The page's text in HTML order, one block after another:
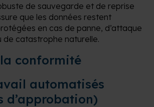
de sauvegarde et de reprise
que les données restent
en cas de panne, d’attaque
de catastrophe naturelle.
la conformité
automatisés
d’approbation)